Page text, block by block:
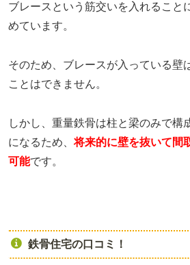
ブレースという筋交いを入れること
めています。
そのため、ブレースが入っている壁
ことはできません。
しかし、重量鉄骨は柱と梁のみで構
になるため、将来的に壁を抜いて間
可能です。
鉄骨住宅の口コミ！